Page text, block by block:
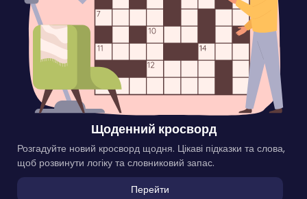
Щоденний кросворд
Розгадуйте новий кросворд щодня. Цікаві підказки та слова,
щоб розвинути логіку та словниковий запас.
Перейти